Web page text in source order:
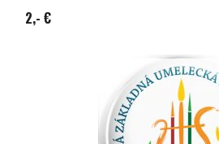
2,- €